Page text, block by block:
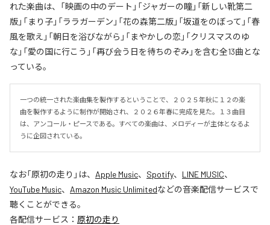
れた楽曲は、「映画の中のデート」「ジャガーの瞳」「新しい靴第二
版」「まり子」「ララガーデン」「花の森第二版」「坂道をのぼって」「春
風を歌え」「朝日を浴びながら」「まやかしの恋」「クリスマスのゆ
な」「愛の国に行こう」「再び会う日を待ちのぞみ」を含む全13曲とな
っている。
一つの統一された楽曲集を製作するということで、２０２５年秋に１２の楽
曲を製作するように制作が開始され、２０２６年春に完成を見た。１３曲目
は、アンコール・ピースである。すべての楽曲は、メロディーが主体となるよ
うに企図されている。
なお「原初の走り 」は、 Apple Music、 Spotify、 LINE MUSIC、
YouTube Music、 Amazon Music Unlimitedなどの音楽配信サービスで
聴くことができる。
各配信サービス： 原初の走り